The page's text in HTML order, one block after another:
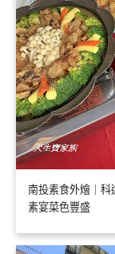
南投素食外燴｜科
素宴菜色豐盛